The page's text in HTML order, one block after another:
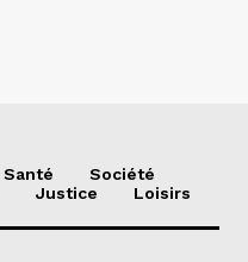
Santé
Société
Justice Loisirs